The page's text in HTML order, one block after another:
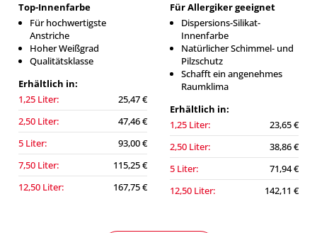
Top-Innenfarbe
Für hochwertigste
Anstriche
Hoher Weißgrad
Qualitätsklasse
Erhältlich in:
1,25 Liter:
25,47 €
2,50 Liter:
47,46 €
5 Liter:
93,00 €
7,50 Liter:
115,25 €
12,50 Liter:
167,75 €
Für Allergiker geeignet
Dispersions-Silikat-
Innenfarbe
Natürlicher Schimmel- und
Pilzschutz
Schafft ein angenehmes
Raumklima
Erhältlich in:
1,25 Liter:
23,65 €
2,50 Liter:
38,86 €
5 Liter:
71,94 €
12,50 Liter:
142,11 €